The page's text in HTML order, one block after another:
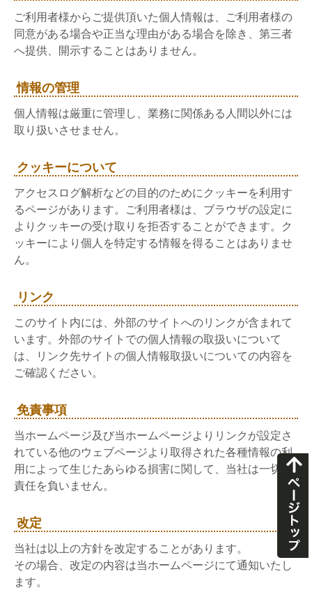
ご利用者様からご提供頂いた個人情報は、ご利用者様の
同意がある場合や正当な理由がある場合を除き、第三者
へ提供、開示することはありません。
情報の管理
個人情報は厳重に管理し、業務に関係ある人間以外には
取り扱いさせません。
クッキーについて
アクセスログ解析などの目的のためにクッキーを利用す
るページがあります。ご利用者様は、ブラウザの設定に
よりクッキーの受け取りを拒否することができます。ク
ッキーにより個人を特定する情報を得ることはありませ
ん。
リンク
このサイト内には、外部のサイトへのリンクが含まれて
います。外部のサイトでの個人情報の取扱いについて
は、リンク先サイトの個人情報取扱いについての内容を
ご確認ください。
免責事項
当ホームページ及び当ホームページよりリンクが設定さ
れている他のウェブページより取得された各種情報の利
用によって生じたあらゆる損害に関して、当社は一切の
責任を負いません。
改定
当社は以上の方針を改定することがあります。
その場合、改定の内容は当ホームページにて通知いたし
ます。